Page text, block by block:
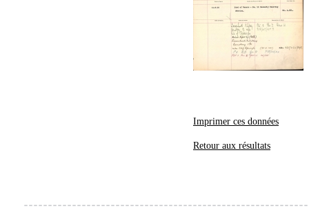
Imprimer ces données
Retour aux résultats